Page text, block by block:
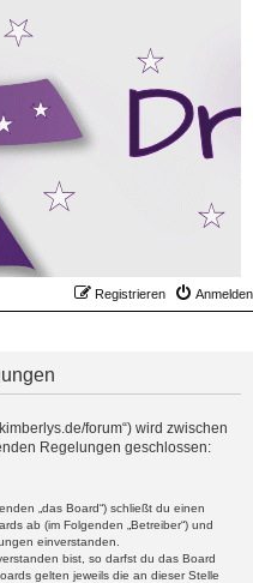
Anmelden
Registrieren
forum“) wird zwischen
Regelungen geschlossen:
„das Board“) schließt du einen
ab (im Folgenden „Betreiber“) und
einverstanden.
bist, so darfst du das Board
gelten jeweils die an dieser Stelle